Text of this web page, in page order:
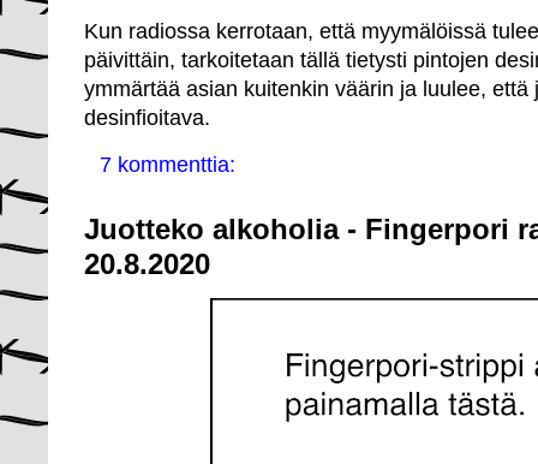
Kun radiossa kerrotaan, että myymälöissä
päivittäin, tarkoitetaan tällä tietysti pintojen
ymmärtää asian kuitenkin väärin ja luulee,
desinfioitava.
7 kommenttia:
Juotteko alkoholia - Fingerpori
20.8.2020